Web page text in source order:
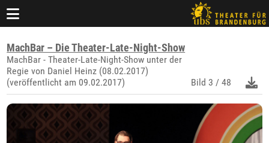
MachBar – Die Theater-Late-Night-Show
MachBar - Theater-Late-Night-Show unter der
Regie von Daniel Heinz (08.02.2017)
(veröffentlicht am 09.02.2017)
Bild 3 / 48